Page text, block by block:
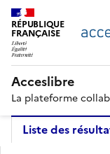
RÉPUBLIQUE
FRANÇAISE
Acceslibre
La plateforme
Liste des